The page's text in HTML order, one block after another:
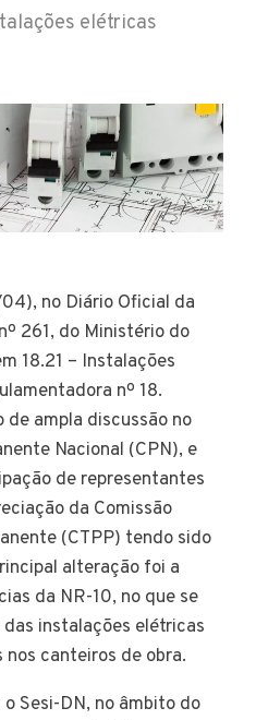
elétricas
no Diário Oficial da
261, do Ministério do
18.21 – Instalações
nº 18.
ampla discussão no
Nacional (CPN), e
de representantes
da Comissão
(CTPP) tendo sido
alteração foi a
da NR-10, no que se
instalações elétricas
canteiros de obra.
Sesi-DN, no âmbito do